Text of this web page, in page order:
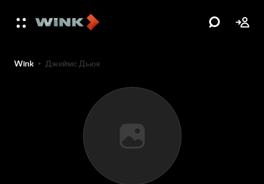
Wink Джеймс Дьюк